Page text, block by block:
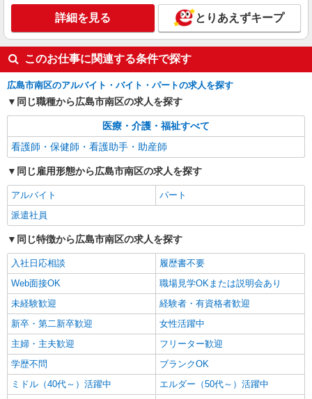
看護助手（ナースエイド）
時給1,300円 ★週払いOK（規定あり） ※給与
幅は経験・能力による
広島県広島市南区 【最寄駅】海岸通電停
キープ 詳細を見る
派遣社員
日研トータルソーシング株式会社 メディカルケア事業部/広島オフィ
ス【看護助手】
看護助手（ナースエイド）
時給1,300円 ★週払いOK（規定あり） ※給与
幅は経験・能力による
キープ
詳細を見る とりあえずキープ
このお仕事に関連する条件で探す
広島市南区のアルバイト・バイト・パートの求人を探す
同じ職種から広島市南区の求人を探す
医療・介護・福祉すべて
看護師・保健師・看護助手・助産師
同じ雇用形態から広島市南区の求人を探す
アルバイト
パート
派遣社員
同じ特徴から広島市南区の求人を探す
入社日応相談
履歴書不要
Web面接OK
職場見学OKまたは説明会あり
未経験歓迎
経験者・有資格者歓迎
新卒・第二新卒歓迎
女性活躍中
主婦・主夫歓迎
フリーター歓迎
学歴不問
ブランクOK
ミドル（40代～）活躍中
エルダー（50代～）活躍中